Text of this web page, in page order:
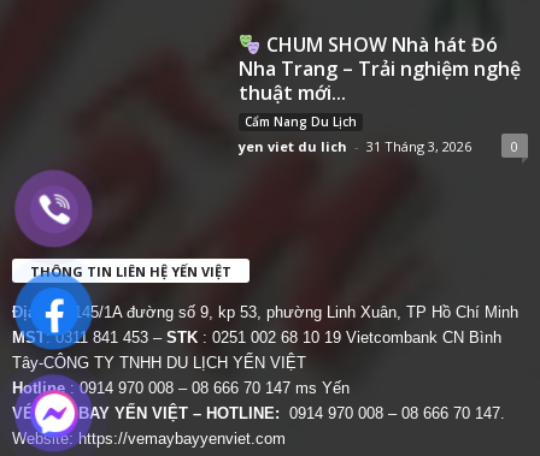
CHUM SHOW Nhà hát Đó
Nha Trang – Trải nghiệm nghệ
thuật mới...
Cẩm Nang Du Lịch
yen viet du lich - 31 Tháng 3, 2026 0
THÔNG TIN LIÊN HỆ YẾN VIỆT
Địa chỉ:
145/1A đường số 9, kp 53, phường Linh Xuân, TP Hồ Chí Minh
MST: 0311 841 453 – STK : 0251 002 68 10 19 Vietcombank CN Bình
Tây-CÔNG TY TNHH DU LỊCH YẾN VIỆT
Hotline : 0914 970 008 – 08 666 70 147 ms Yến
VÉ MÁY BAY YẾN VIỆT – HOTLINE: 0914 970 008 – 08 666 70 147.
Website:https://vemaybayyenviet.com